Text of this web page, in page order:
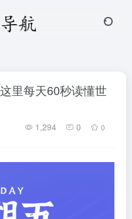
里每天60秒读懂世
1,294 0 0